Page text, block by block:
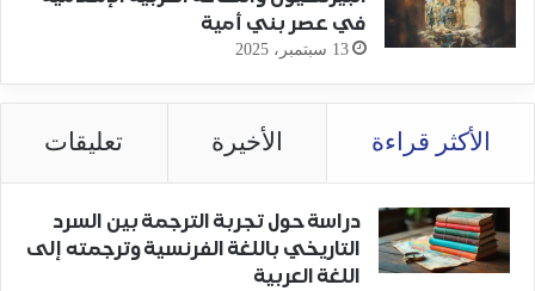
في عصر بني أمية
13 سبتمبر، 2025
الأكثر قراءة الأخيرة تعليقات
دراسة حول تجربة الترجمة بين السرد
التاريخي باللغة الفرنسية وترجمته إلى
اللغة العربية